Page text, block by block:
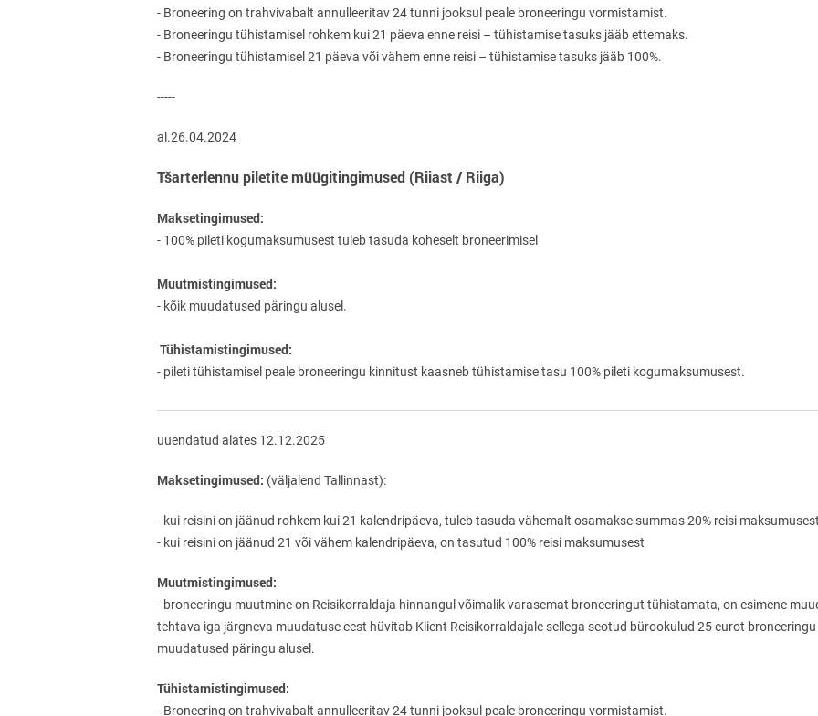
- Broneering on trahvivabalt annulleeritav 24 tunni jooksul peale broneeringu vormistamist.
- Broneeringu tühistamisel rohkem kui 21 päeva enne reisi – tühistamise tasuks jääb ettemaks.
- Broneeringu tühistamisel 21 päeva või vähem enne reisi – tühistamise tasuks jääb 100%.
-----
al.26.04.2024
Tšarterlennu piletite müügitingimused (Riiast / Riiga)
Maksetingimused:
- 100% pileti kogumaksumusest tuleb tasuda koheselt broneerimisel
Muutmistingimused:
- kõik muudatused päringu alusel.
Tühistamistingimused:
- pileti tühistamisel peale broneeringu kinnitust kaasneb tühistamise tasu 100% pileti kogumaksumusest.
uuendatud alates 12.12.2025
Maksetingimused: (väljalend Tallinnast):
- kui reisini on jäänud rohkem kui 21 kalendripäeva, tuleb tasuda vähemalt osamakse summas 20% reisi
- kui reisini on jäänud 21 või vähem kalendripäeva, on tasutud 100% reisi maksumusest
Muutmistingimused:
- broneeringu muutmine on Reisikorraldaja hinnangul võimalik varasemat broneeringut tühistamata, on esimene
tehtava iga järgneva muudatuse eest hüvitab Klient Reisikorraldajale sellega seotud bürookulud 25 eurot
muudatused päringu alusel.
Tühistamistingimused:
- Broneering on trahvivabalt annulleeritav 24 tunni jooksul peale broneeringu vormistamist.